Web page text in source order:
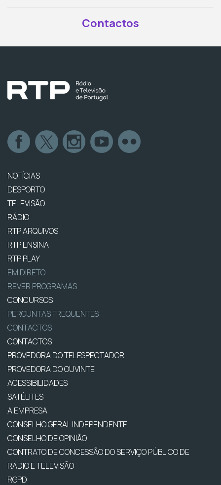
Contactos
NOTÍCIAS
DESPORTO
TELEVISÃO
RÁDIO
RTP ARQUIVOS
RTP ENSINA
RTP PLAY
EM DIRETO
REVER PROGRAMAS
CONCURSOS
PERGUNTAS FREQUENTES
CONTACTOS
CONTACTOS
PROVEDORA DO TELESPECTADOR
PROVEDORA DO OUVINTE
ACESSIBILIDADES
SATÉLITES
A EMPRESA
CONSELHO GERAL INDEPENDENTE
CONSELHO DE OPINIÃO
CONTRATO DE CONCESSÃO DO SERVIÇO PÚBLICO DE
RÁDIO E TELEVISÃO
RGPD